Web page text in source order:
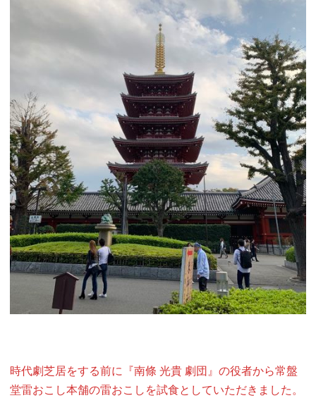
時代劇芝居をする前に『南條 光貴 劇団』の役者から常盤
堂雷おこし本舗の雷おこしを試食としていただきました。